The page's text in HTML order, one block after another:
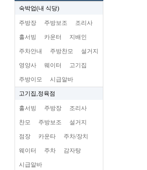
숙박업(내 식당)
주방장 주방보조 조리사
홀서빙 카운터 지배인
주차안내 주방찬모 설거지
영양사 웨이터 고기집
주방이모 시급알바
고기집,정육점
홀서빙 주방장 조리사
찬모 주방보조 설거지
점장 카운타 주차/장치
웨이터 주차 감자탕
시급알바